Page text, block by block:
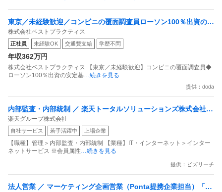
東京／未経験歓迎／コンビニの覆面調査員ローソン100％出資の安
定基盤／月５日在宅／残業月10時間
株式会社ベストプラクティス
正社員 未経験OK 交通費支給 学歴不問
年収362万円
株式会社ベストプラクティス 【東京／未経験歓迎】コンビニの覆面調査員◆
ローソン100％出資の安定基 …続きを見る
提供：doda
内部監査・内部統制 ／ 楽天トータルソリューションズ株式会社
戦略事業コンプライアンス支援部 業務統制支援課：ショップコン
プライアンス推進担当（SBCSD）
楽天グループ株式会社
自社サービス 若手活躍中 上場企業
【職種】管理＞内部監査・内部統制 【業種】IT・インターネット＞インター
ネットサービス ※会員属性 …続きを見る
提供：ビズリーチ
法人営業 ／ マーケティング企画営業（Ponta提携企業担当）「国